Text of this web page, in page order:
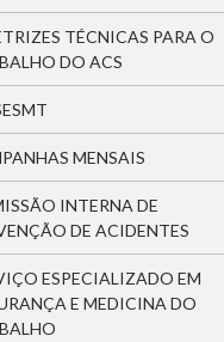
TÉCNICAS PARA O
DO ACS
MENSAIS
INTERNA DE
DE ACIDENTES
ESPECIALIZADO EM
E MEDICINA DO